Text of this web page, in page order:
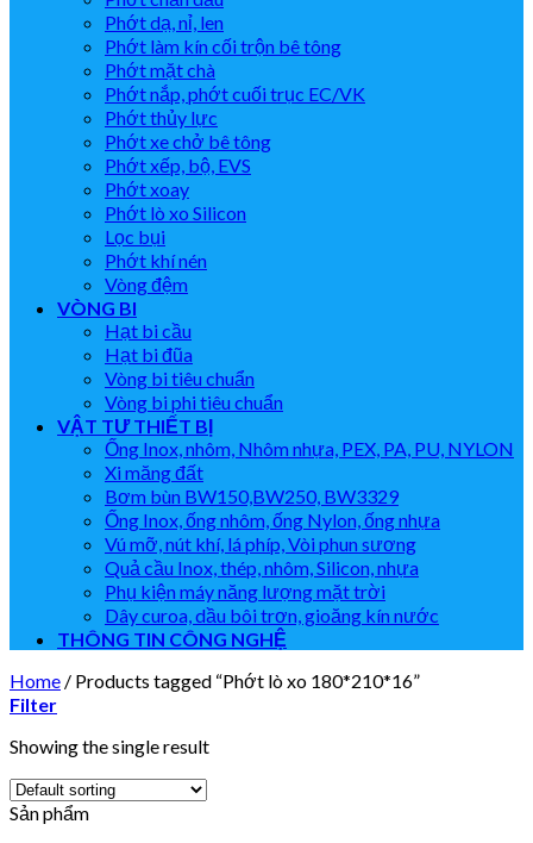
Phớt dạ, nỉ, len
Phớt làm kín cối trộn bê tông
Phớt mặt chà
Phớt nắp, phớt cuối trục EC/VK
Phớt thủy lực
Phớt xe chở bê tông
Phớt xếp, bộ, EVS
Phớt xoay
Phớt lò xo Silicon
Lọc bụi
Phớt khí nén
Vòng đệm
VÒNG BI
Hạt bi cầu
Hạt bi đũa
Vòng bi tiêu chuẩn
Vòng bi phi tiêu chuẩn
VẬT TƯ THIẾT BỊ
Ống Inox, nhôm, Nhôm nhựa, PEX, PA, PU, NYLON
Xi măng đất
Bơm bùn BW150,BW250, BW3329
Ống Inox, ống nhôm, ống Nylon, ống nhựa
Vú mỡ, nút khí, lá phíp, Vòi phun sương
Quả cầu Inox, thép, nhôm, Silicon, nhựa
Phụ kiện máy năng lượng mặt trời
Dây curoa, dầu bôi trơn, gioăng kín nước
THÔNG TIN CÔNG NGHỆ
Home / Products tagged “Phớt lò xo 180*210*16”
Filter
Showing the single result
Sản phẩm